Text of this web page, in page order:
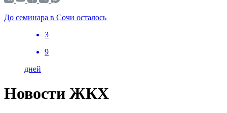
До семинара в Сочи осталось
3
9
дней
Новости ЖКХ